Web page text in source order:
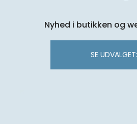
Nyhed i butikken og
SE UDVALGET: